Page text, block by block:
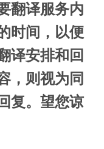
翻译服务内
时间，以便
译安排和回
，则视为同
复。望您谅